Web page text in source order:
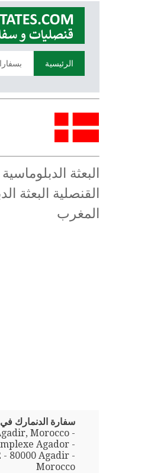
الرئيسية
البعثة
القنصلية البعثة
المغرب
سفارة الدنمارك في
Morocco -
Agador -
- 80000 Agadir -
Morocco